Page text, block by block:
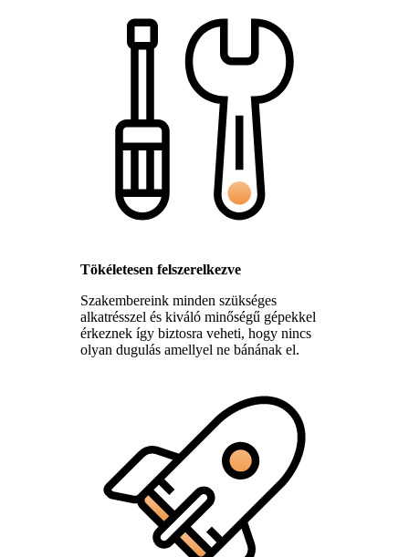
Tökéletesen felszerelkezve
Szakembereink minden szükséges
alkatrésszel és kiváló minőségű gépekkel
érkeznek így biztosra veheti, hogy nincs
olyan dugulás amellyel ne bánának el.